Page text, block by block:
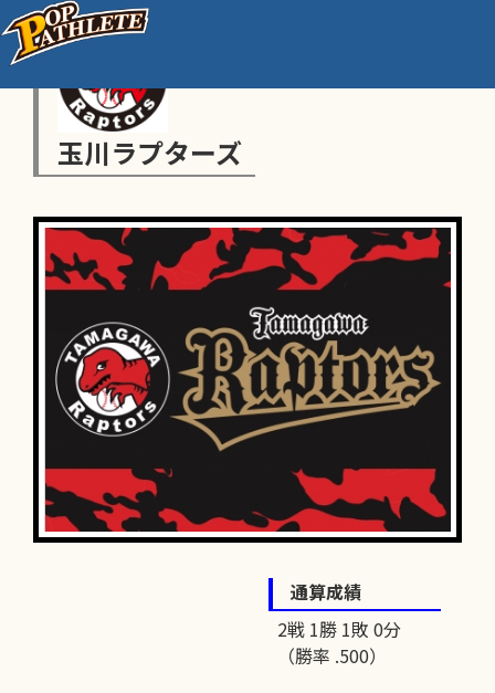
玉川ラプターズ
通算成績
2戦 1勝 1敗 0分
（勝率 .500）